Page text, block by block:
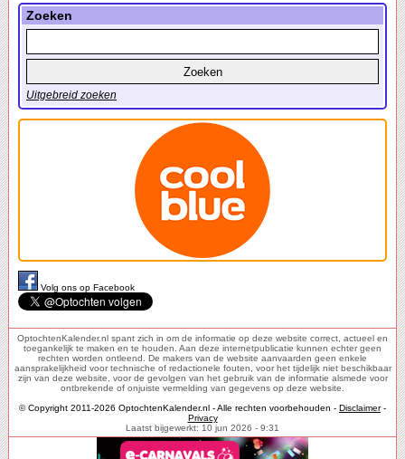
Zoeken
Uitgebreid zoeken
Volg ons op Facebook
OptochtenKalender.nl spant zich in om de informatie op deze website correct, actueel en
toegankelijk te maken en te houden. Aan deze internetpublicatie kunnen echter geen
rechten worden ontleend. De makers van de website aanvaarden geen enkele
aansprakelijkheid voor technische of redactionele fouten, voor het tijdelijk niet beschikbaar
zijn van deze website, voor de gevolgen van het gebruik van de informatie alsmede voor
ontbrekende of onjuiste vermelding van gegevens op deze website.
© Copyright 2011-2026 OptochtenKalender.nl - Alle rechten voorbehouden - Disclaimer-
Privacy
Laatst bijgewerkt: 10 jun 2026 - 9:31